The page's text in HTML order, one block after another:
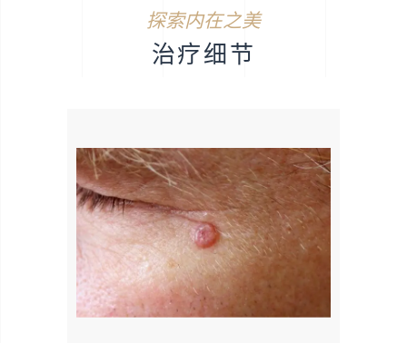
探索内在之美
治疗细节